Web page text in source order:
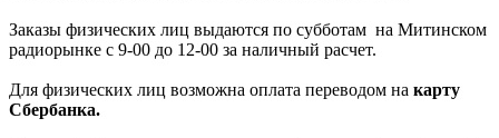
Заказы физических лиц выдаются по субботам на Митинском
радиорынке с 9-00 до 12-00 за наличный расчет.
Для физических лиц возможна оплата переводом на карту
Сбербанка.